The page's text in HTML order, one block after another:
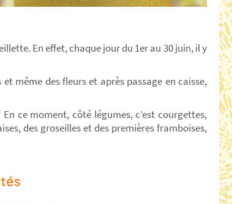
En effet, chaque jour du 1er au 30 juin, il y
même des fleurs et après passage en caisse,
ce moment, côté légumes, c’est courgettes,
des groseilles et des premières framboises,